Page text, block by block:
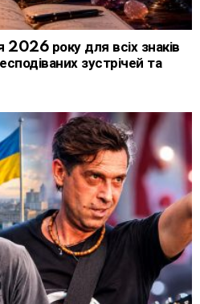
2026 року для всіх знаків
зустрічей та